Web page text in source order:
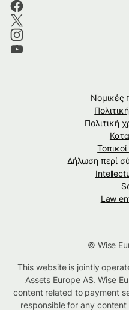
Νομικές
Πολιτική
Δήλωση περί
Law
© Wise
This website is jointly
Assets Europe AS. Wise
content related to payment
responsible for any